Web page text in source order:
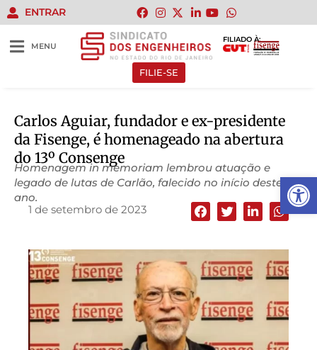
Abrir
ENTRAR
MENU
FILIADO À:
FILIE-SE
Carlos Aguiar, fundador e ex-presidente
da Fisenge, é homenageado na abertura
do 13º Consenge
Homenagem in memoriam lembrou atuação e
legado de lutas de Carlão, falecido no início deste
ano.
1 de setembro de 2023